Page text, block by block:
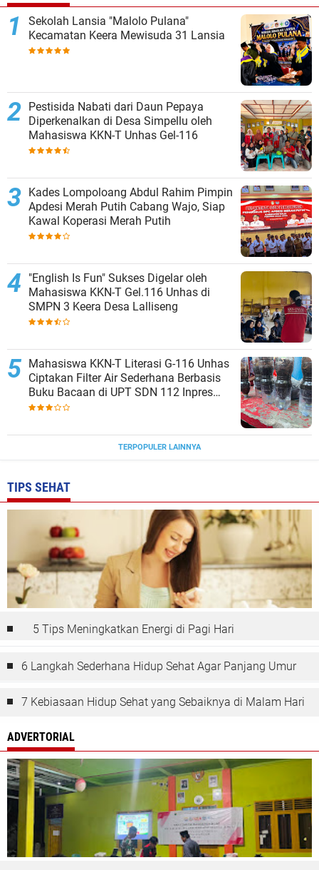
Sekolah Lansia "Malolo Pulana"
Kecamatan Keera Mewisuda 31 Lansia
Pestisida Nabati dari Daun Pepaya
Diperkenalkan di Desa Simpellu oleh
Mahasiswa KKN-T Unhas Gel-116
Kades Lompoloang Abdul Rahim Pimpin
Apdesi Merah Putih Cabang Wajo, Siap
Kawal Koperasi Merah Putih
"English Is Fun" Sukses Digelar oleh
Mahasiswa KKN-T Gel.116 Unhas di
SMPN 3 Keera Desa Lalliseng
Mahasiswa KKN-T Literasi G-116 Unhas
Ciptakan Filter Air Sederhana Berbasis
Buku Bacaan di UPT SDN 112 Inpres
Bontomanai
TERPOPULER LAINNYA
TIPS SEHAT
5 Tips Meningkatkan Energi di Pagi Hari
6 Langkah Sederhana Hidup Sehat Agar Panjang Umur
7 Kebiasaan Hidup Sehat yang Sebaiknya di Malam Hari
ADVERTORIAL